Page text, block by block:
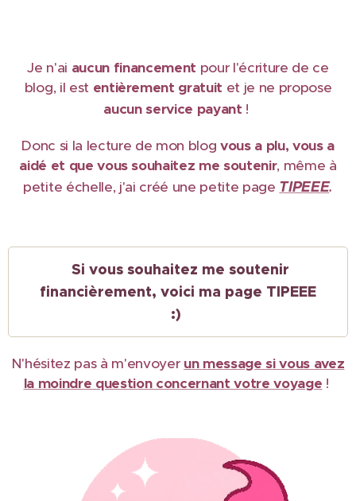
Je n'ai aucun financement pour l'écriture de ce
blog, il est entièrement gratuit et je ne propose
aucun service payant !
Donc si la lecture de mon blogvous a plu, vous a
aidé et que vous souhaitez me soutenir, même à
petite échelle, j'ai créé une petite page TIPEEE.
Si vous souhaitez me soutenir
financièrement, voici ma page TIPEEE
:)
N'hésitez pas à m'envoyer un message si vous avez
la moindre question concernant votre voyage !